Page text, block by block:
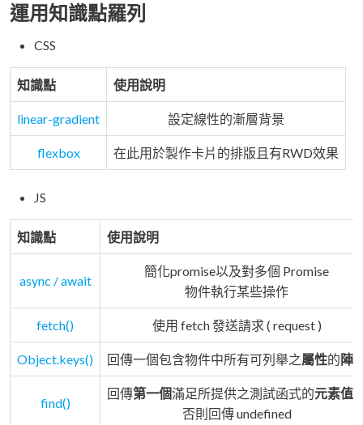
運用知識點羅列
CSS
知識點 使用說明
linear-gradient 設定線性的漸層背景
flexbox 在此用於製作卡片的排版且有RWD效果
JS
知識點 使用說明
async / await
簡化promise以及對多個 Promise
物件執行某些操作
fetch() 使用 fetch 發送請求 ( request )
Object.keys() 回傳一個包含物件中所有可列舉之屬性的 陣
find()
回傳第一個滿足所提供之測試函式的元素值
否則回傳 undefined